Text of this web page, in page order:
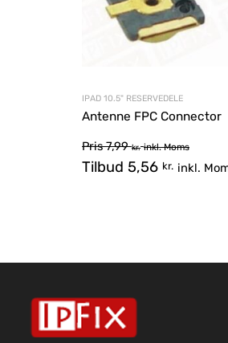
IPAD 10.5" RESERVEDELE
Antenne FPC Connector
Pris7,99kr. inkl. Moms
Tilbud 5,56 kr. inkl.